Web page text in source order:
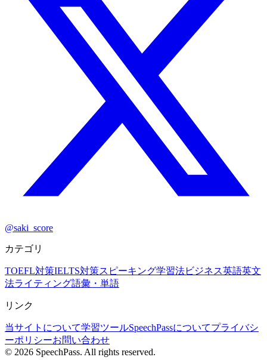
@saki_score
カテゴリ
TOEFL対策IELTS対策スピーキング学習法ビジネス英語英文
法ライティング語彙・単語
リンク
当サイトについて学習ツールSpeechPassについてプライバシ
ーポリシーお問い合わせ
© 2026 SpeechPass. All rights reserved.